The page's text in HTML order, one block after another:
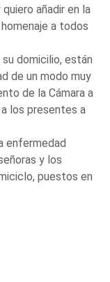
añadir en la
a todos
domicilio, están
de un modo muy
de la Cámara a
los presentes a
enfermedad
y los
puestos en